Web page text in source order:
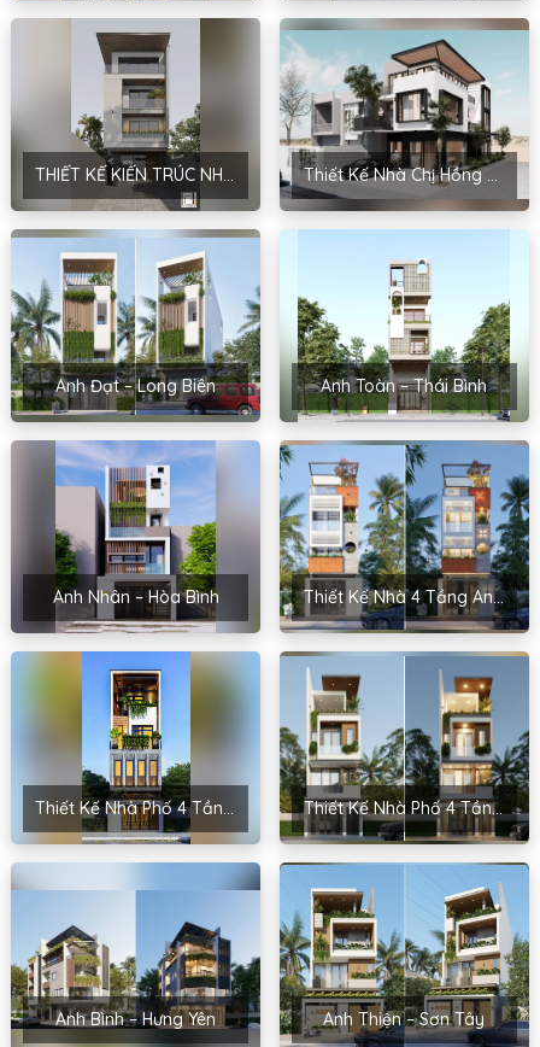
THIẾT KẾ KIẾN TRÚC NHÀ Ở GIA ĐÌNH PHONG CÁCH HIỆN ĐẠI TẠI LẠNG SƠN – ANH NGHĨA Thiết Kế Nhà Chị Hồng – Kim Môn, Hải Dương
Anh Đạt – Long Biên Anh Toàn – Thái Bình
Anh Nhân – Hòa Bình Thiết Kế Nhà 4 Tầng Anh Chiến – Lào Cai
Thiết Kế Nhà Phố 4 Tầng Anh Thạch – Vĩnh Phúc Thiết Kế Nhà Phố 4 Tầng Anh Thạch – Tiên Sơn, Bắc Ninh
Anh Bình – Hưng Yên Anh Thiện – Sơn Tây